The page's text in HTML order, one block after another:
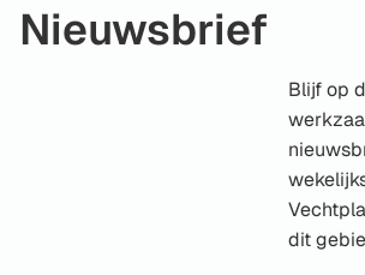
Nieuwsbrief
Blijf op
dit